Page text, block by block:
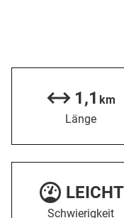
1,1km
Länge
LEICHT
Schwierigkeit